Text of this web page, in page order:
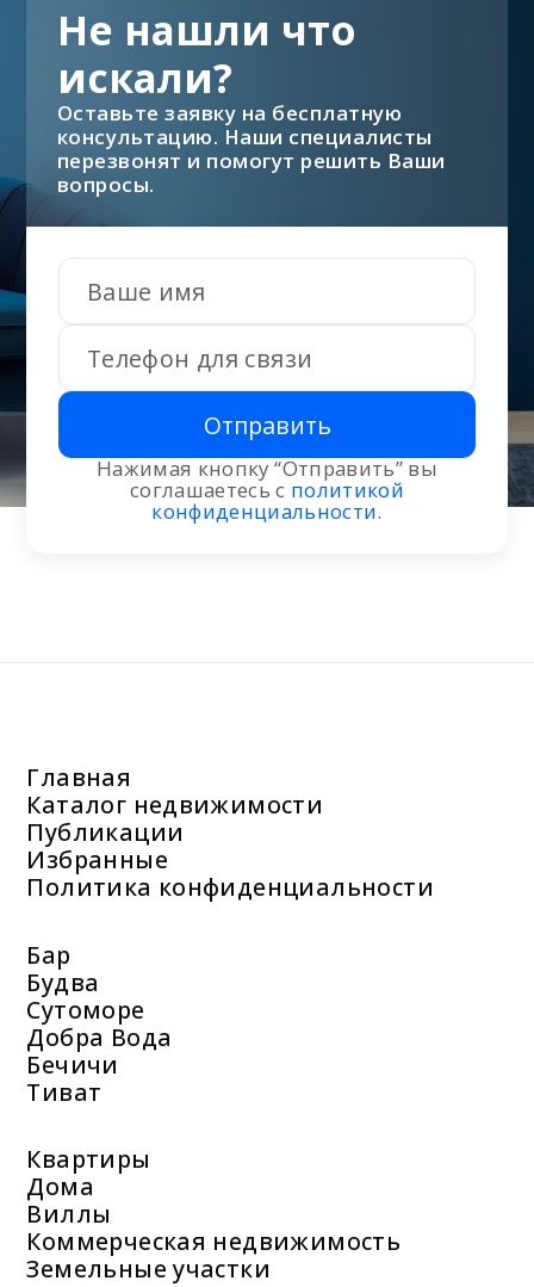
Отправить
Нажимая кнопку “Отправить” вы
соглашаетесь с политикой
конфиденциальности.
Не нашли что
искали?
Оставьте заявку на бесплатную
консультацию. Наши специалисты
перезвонят и помогут решить Ваши
вопросы.
Главная
Каталог недвижимости
Публикации
Избранные
Политика конфиденциальности
Бар
Будва
Сутоморе
Добра Вода
Бечичи
Тиват
Квартиры
Дома
Виллы
Коммерческая недвижимость
Земельные участки